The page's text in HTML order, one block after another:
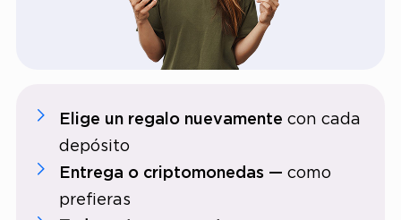
Elige un regalo nuevamente con cada
depósito
Entrega o criptomonedas — como
prefieras